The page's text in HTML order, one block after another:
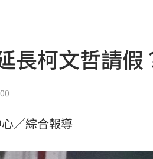
出征後現況曝 網爆驚人排隊
月身孕…跟槍毒犯共吸喪屍菸
雇員0經驗開小火車…害夫妻死
議重開荷莫茲海峽？ 川普回應
長柯文哲請
／綜合報導